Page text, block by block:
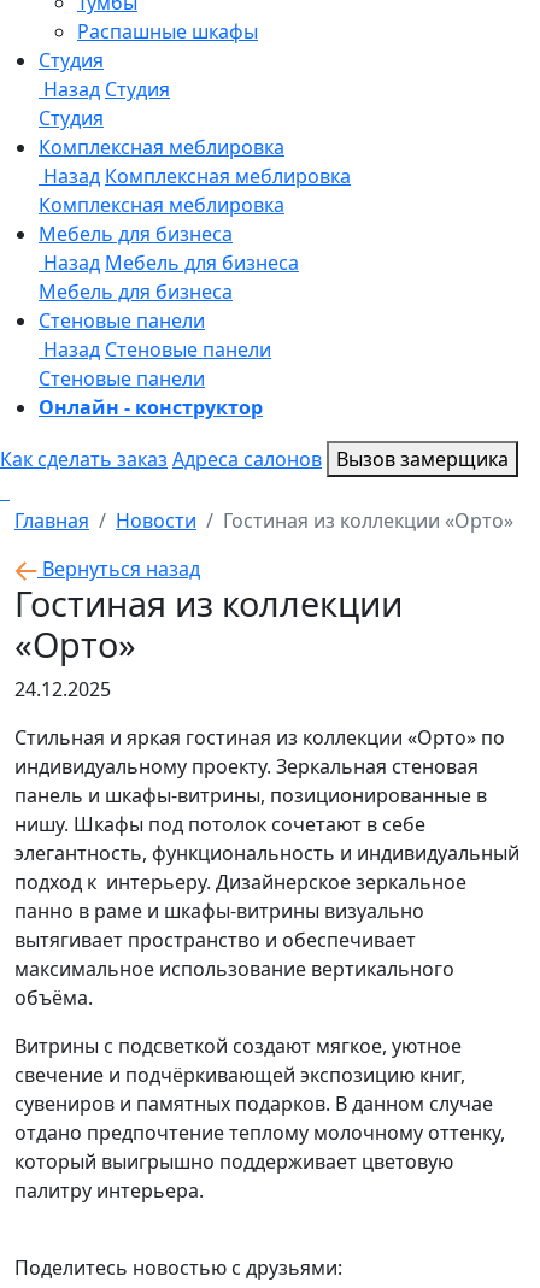
Онлайн - конструктор
Как сделать заказ Адреса салонов Вызов замерщика
Главная Новости
Гостиная из коллекции «Орто»
Вернуться назад
Гостиная из коллекции
«Орто»
24.12.2025
Стильная и яркая гостиная из коллекции «Орто» по
индивидуальному проекту. Зеркальная стеновая
панель и шкафы-витрины, позиционированные в
нишу. Шкафы под потолок сочетают в себе
элегантность, функциональность и индивидуальный
подход к интерьеру. Дизайнерское зеркальное
панно в раме и шкафы-витрины визуально
вытягивает пространство и обеспечивает
максимальное использование вертикального
объёма.
Витрины с подсветкой создают мягкое, уютное
свечение и подчёркивающей экспозицию книг,
сувениров и памятных подарков. В данном случае
отдано предпочтение теплому молочному оттенку,
который выигрышно поддерживает цветовую
палитру интерьера.
Поделитесь новостью с друзьями: